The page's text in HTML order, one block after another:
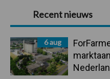
Primaire
Sidebar
Recent nieuws
6 aug